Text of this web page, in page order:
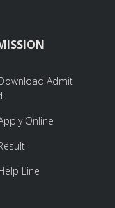
Admit
Online
Line